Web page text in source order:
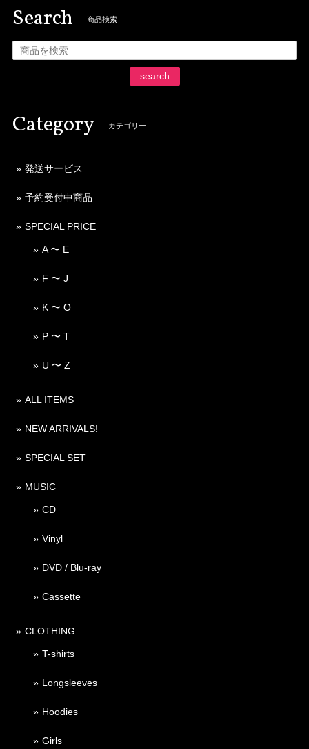
Search 商品検索
search
Category カテゴリー
発送サービス
予約受付中商品
SPECIAL PRICE
A 〜 E
F 〜 J
K 〜 O
P 〜 T
U 〜 Z
ALL ITEMS
NEW ARRIVALS!
SPECIAL SET
MUSIC
CD
Vinyl
DVD / Blu-ray
Cassette
CLOTHING
T-shirts
Longsleeves
Hoodies
Girls